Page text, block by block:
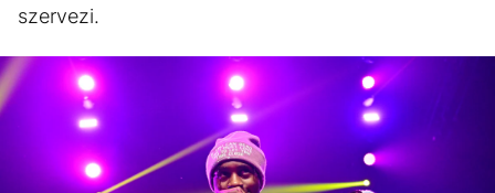
szervezi.